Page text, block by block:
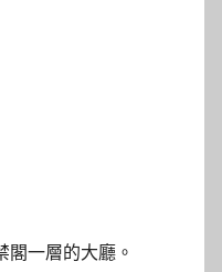
閣一層的大廳。